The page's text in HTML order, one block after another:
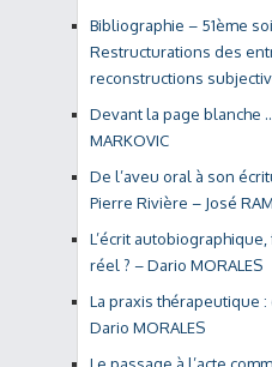
Bibliographie – 51ème
Restructurations des
reconstructions
Devant la page blanche
MARKOVIC
De l’aveu oral à son
Pierre Rivière – José
L’écrit
réel ? – Dario MORALES
La praxis thérapeutique
Dario MORALES